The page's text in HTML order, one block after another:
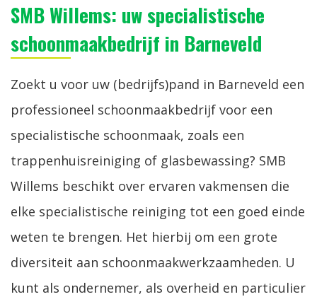
SMB Willems: uw specialistische
schoonmaakbedrijf in Barneveld
Zoekt u voor uw (bedrijfs)pand in Barneveld een
professioneel schoonmaakbedrijf voor een
specialistische schoonmaak, zoals een
trappenhuisreiniging of glasbewassing? SMB
Willems beschikt over ervaren vakmensen die
elke specialistische reiniging tot een goed einde
weten te brengen. Het hierbij om een grote
diversiteit aan schoonmaakwerkzaamheden. U
kunt als ondernemer, als overheid en particulier